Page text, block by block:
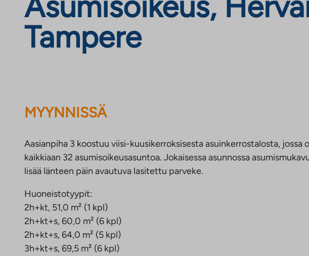
Tampere
MYYNNISSÄ
Aasianpiha 3 koostuu viisi-kuusikerroksisesta asuinkerrostalosta, jossa
kaikkiaan 32 asumisoikeusasuntoa. Jokaisessa asunnossa
lisää länteen päin avautuva lasitettu parveke.
Huoneistotyypit:
2h+kt, 51,0 m² (1 kpl)
2h+kt+s, 60,0 m² (6 kpl)
2h+kt+s, 64,0 m² (5 kpl)
3h+kt+s, 69,5 m² (6 kpl)